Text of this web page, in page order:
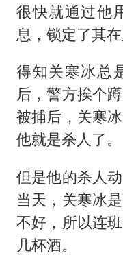
很快就通过他
息，锁定了其在
得知关寒冰总
后，警方挨个
被捕后，关寒
他就是杀人了。
但是他的杀人
当天，关寒冰
不好，所以连
几杯酒。